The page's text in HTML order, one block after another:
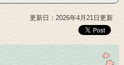
更新日：2026年4月21日更新